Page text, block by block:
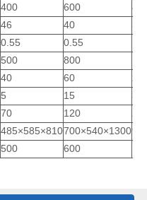
400 600
46 40
32
0.55 0.55
500 800
40 60
5 15
70 120
485×585×810700×540×1300
500 600